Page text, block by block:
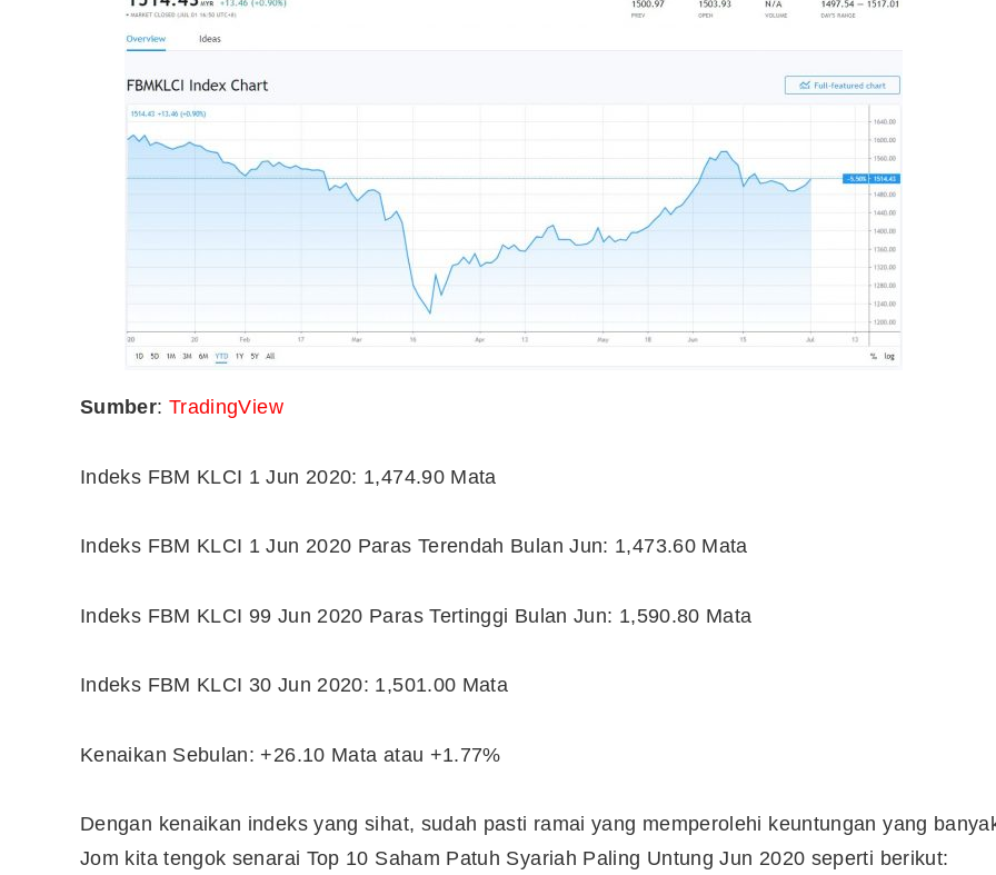
Sumber: TradingView
Indeks FBM KLCI 1 Jun 2020: 1,474.90 Mata
Indeks FBM KLCI 1 Jun 2020 Paras Terendah Bulan Jun: 1,473.60 Mata
Indeks FBM KLCI 99 Jun 2020 Paras Tertinggi Bulan Jun: 1,590.80 Mata
Indeks FBM KLCI 30 Jun 2020: 1,501.00 Mata
Kenaikan Sebulan: +26.10 Mata atau +1.77%
Dengan kenaikan indeks yang sihat, sudah pasti ramai yang memperolehi keuntungan yang
Jom kita tengok senarai Top 10 Saham Patuh Syariah Paling Untung Jun 2020 seperti berikut: